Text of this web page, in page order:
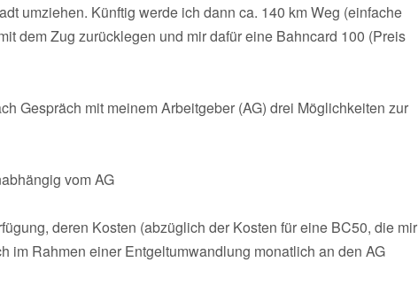
umziehen. Künftig werde ich dann ca. 140 km Weg (einfache
dem Zug zurücklegen und mir dafür eine Bahncard 100 (Preis
Gespräch mit meinem Arbeitgeber (AG) drei Möglichkeiten zur
vom AG
deren Kosten (abzüglich der Kosten für eine BC50, die mir
im Rahmen einer Entgeltumwandlung monatlich an den AG